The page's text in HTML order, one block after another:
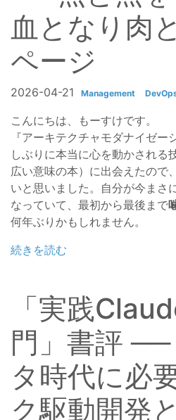
血となり肉
ページ
2026-04-21 Management
こんにちは、もーすけです。
『アーキテクチャモダナイゼー
しぶりに本当に心を動かされる
広い意味の本）に出会えたので
いと思いました。自分が今まさ
なっていて、最初から最後まで
何年ぶりかもしれません。
続きを読む
「実践
門」書評 ──
タ時代に必
ク駆動開発